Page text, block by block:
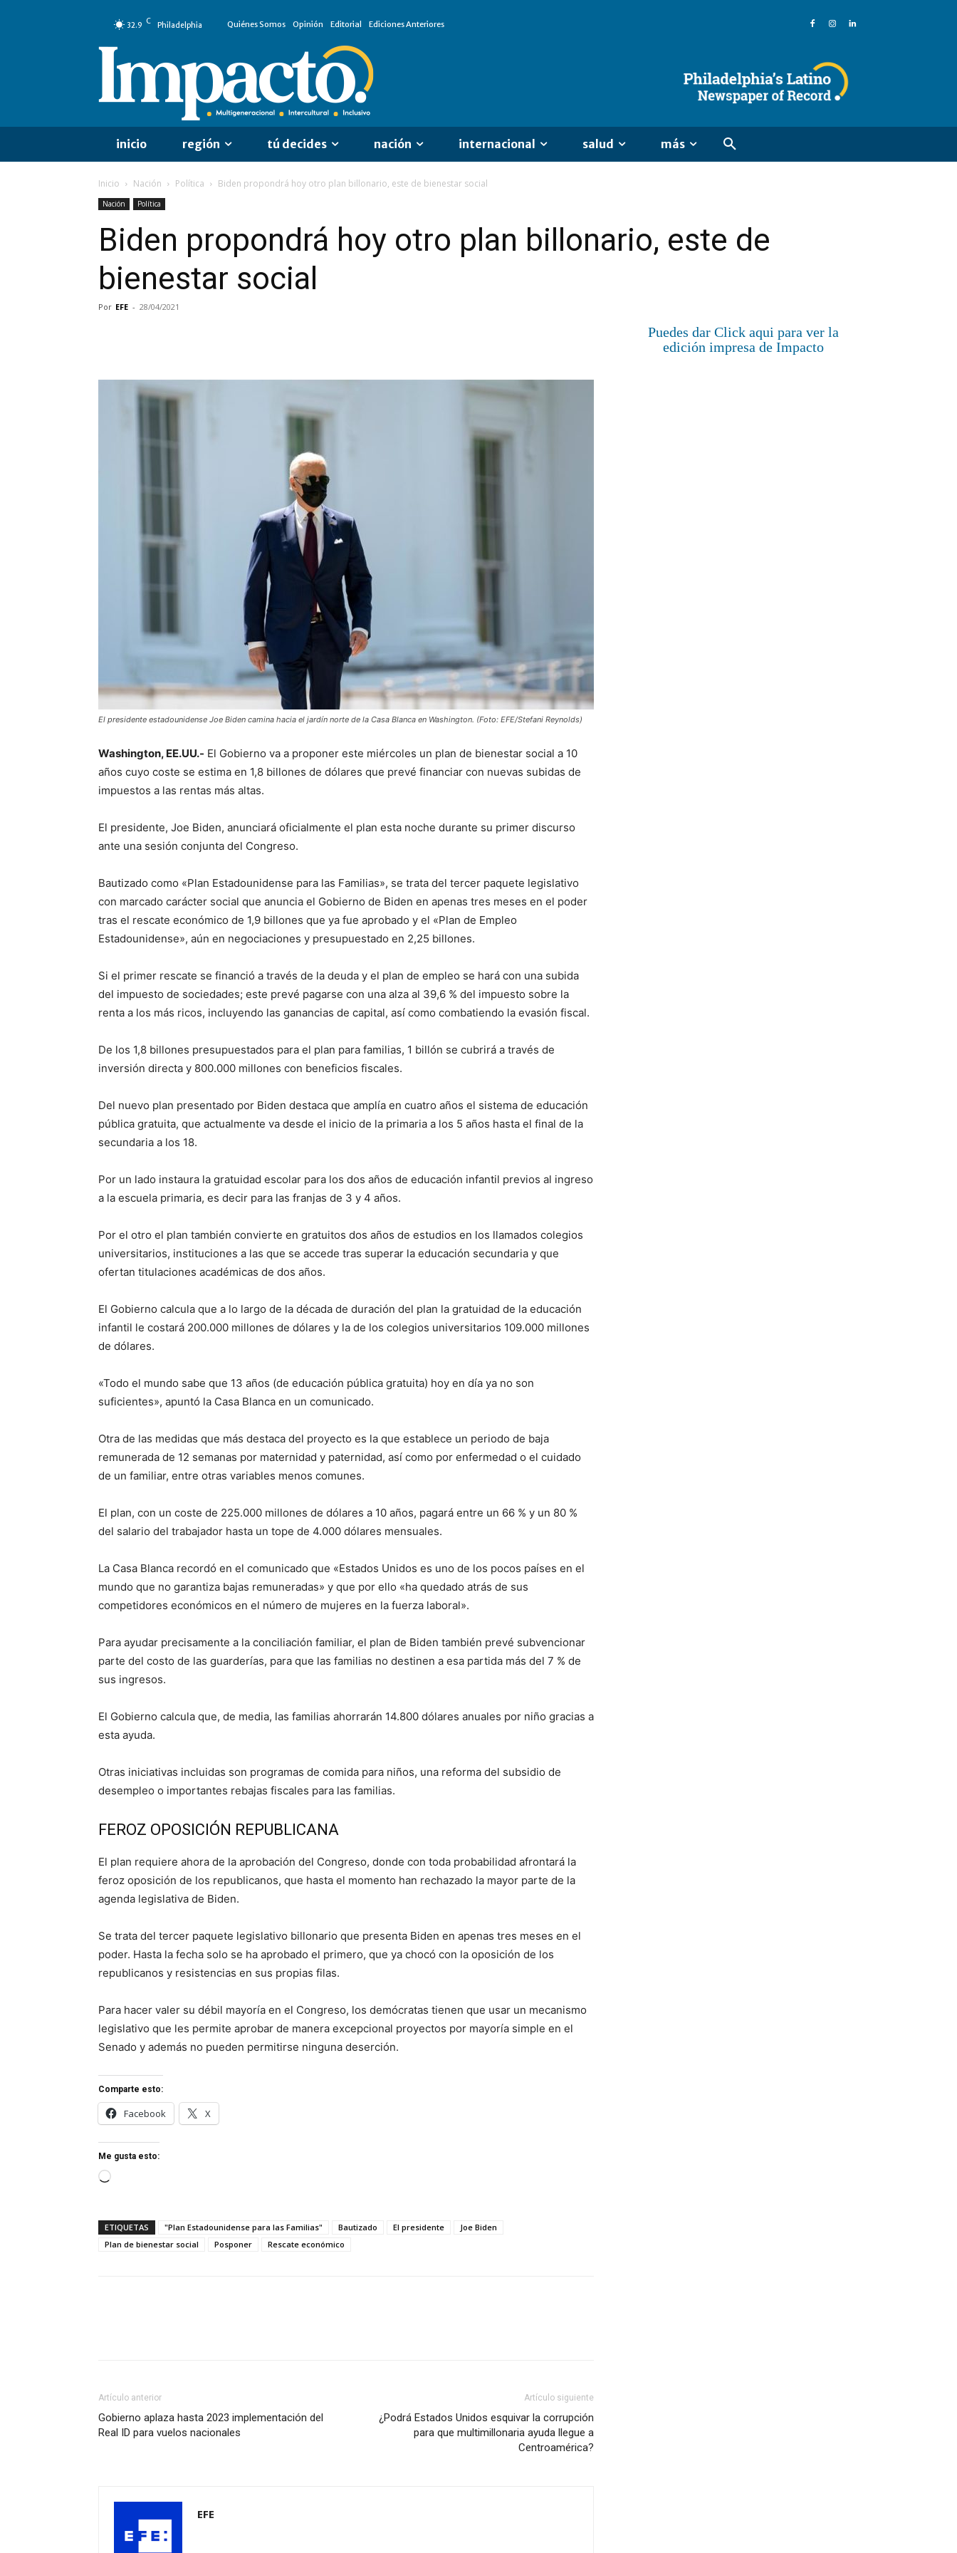
32.9 C Philadelphia Quiénes Somos Opinión Editorial Ediciones Anteriores
inicio región tú decides nación internacional salud más
Inicio Nación Política Biden propondrá hoy otro plan billonario, este de bienestar social
Nación Política
Biden propondrá hoy otro plan billonario, este de
bienestar social
Por EFE - 28/04/2021
El presidente estadounidense Joe Biden camina hacia el jardín norte de la Casa Blanca en Washington. (Foto: EFE/Stefani Reynolds)
Washington, EE.UU.- El Gobierno va a proponer este miércoles un plan de bienestar social a 10
años cuyo coste se estima en 1,8 billones de dólares que prevé financiar con nuevas subidas de
impuestos a las rentas más altas.
El presidente, Joe Biden, anunciará oficialmente el plan esta noche durante su primer discurso
ante una sesión conjunta del Congreso.
Bautizado como «Plan Estadounidense para las Familias», se trata del tercer paquete legislativo
con marcado carácter social que anuncia el Gobierno de Biden en apenas tres meses en el poder
tras el rescate económico de 1,9 billones que ya fue aprobado y el «Plan de Empleo
Estadounidense», aún en negociaciones y presupuestado en 2,25 billones.
Si el primer rescate se financió a través de la deuda y el plan de empleo se hará con una subida
del impuesto de sociedades; este prevé pagarse con una alza al 39,6 % del impuesto sobre la
renta a los más ricos, incluyendo las ganancias de capital, así como combatiendo la evasión fiscal.
De los 1,8 billones presupuestados para el plan para familias, 1 billón se cubrirá a través de
inversión directa y 800.000 millones con beneficios fiscales.
Del nuevo plan presentado por Biden destaca que amplía en cuatro años el sistema de educación
pública gratuita, que actualmente va desde el inicio de la primaria a los 5 años hasta el final de la
secundaria a los 18.
Por un lado instaura la gratuidad escolar para los dos años de educación infantil previos al ingreso
a la escuela primaria, es decir para las franjas de 3 y 4 años.
Por el otro el plan también convierte en gratuitos dos años de estudios en los llamados colegios
universitarios, instituciones a las que se accede tras superar la educación secundaria y que
ofertan titulaciones académicas de dos años.
El Gobierno calcula que a lo largo de la década de duración del plan la gratuidad de la educación
infantil le costará 200.000 millones de dólares y la de los colegios universitarios 109.000 millones
de dólares.
«Todo el mundo sabe que 13 años (de educación pública gratuita) hoy en día ya no son
suficientes», apuntó la Casa Blanca en un comunicado.
Otra de las medidas que más destaca del proyecto es la que establece un periodo de baja
remunerada de 12 semanas por maternidad y paternidad, así como por enfermedad o el cuidado
de un familiar, entre otras variables menos comunes.
El plan, con un coste de 225.000 millones de dólares a 10 años, pagará entre un 66 % y un 80 %
del salario del trabajador hasta un tope de 4.000 dólares mensuales.
La Casa Blanca recordó en el comunicado que «Estados Unidos es uno de los pocos países en el
mundo que no garantiza bajas remuneradas» y que por ello «ha quedado atrás de sus
competidores económicos en el número de mujeres en la fuerza laboral».
Para ayudar precisamente a la conciliación familiar, el plan de Biden también prevé subvencionar
parte del costo de las guarderías, para que las familias no destinen a esa partida más del 7 % de
sus ingresos.
El Gobierno calcula que, de media, las familias ahorrarán 14.800 dólares anuales por niño gracias a
esta ayuda.
Otras iniciativas incluidas son programas de comida para niños, una reforma del subsidio de
desempleo o importantes rebajas fiscales para las familias.
FEROZ OPOSICIÓN REPUBLICANA
El plan requiere ahora de la aprobación del Congreso, donde con toda probabilidad afrontará la
feroz oposición de los republicanos, que hasta el momento han rechazado la mayor parte de la
agenda legislativa de Biden.
Se trata del tercer paquete legislativo billonario que presenta Biden en apenas tres meses en el
poder. Hasta la fecha solo se ha aprobado el primero, que ya chocó con la oposición de los
republicanos y resistencias en sus propias filas.
Para hacer valer su débil mayoría en el Congreso, los demócratas tienen que usar un mecanismo
legislativo que les permite aprobar de manera excepcional proyectos por mayoría simple en el
Senado y además no pueden permitirse ninguna deserción.
Comparte esto:
Facebook X
Me gusta esto:
Cargando...
ETIQUETAS "Plan Estadounidense para las Familias" Bautizado El presidente
Joe Biden
Plan de bienestar social
Posponer Rescate económico
Artículo anterior
Gobierno aplaza hasta 2023 implementación del
Real ID para vuelos nacionales
Artículo siguiente
¿Podrá Estados Unidos esquivar la corrupción
para que multimillonaria ayuda llegue a
Centroamérica?
EFE
Puedes dar Click aqui para ver la
edición impresa de Impacto